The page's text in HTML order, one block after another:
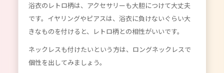
浴衣のレトロ柄は、アクセサリーも大胆につけて大丈夫
です。イヤリングやピアスは、浴衣に負けないぐらい大
きなものを付けると、レトロ柄との相性がいいです。
ネックレスも付けたいという方は、ロングネックレスで
個性を出してみましょう。